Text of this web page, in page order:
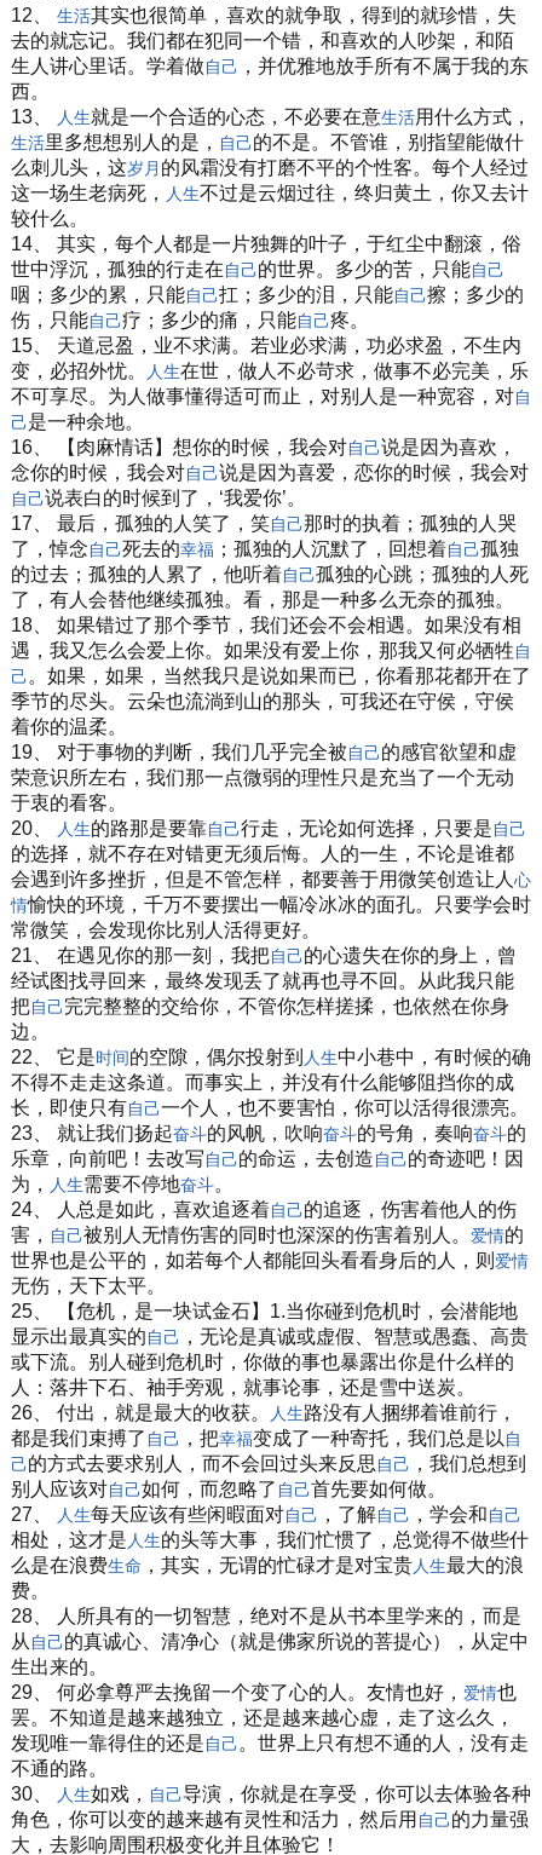
12、 生活其实也很简单，喜欢的就争取，得到的就珍惜，失
去的就忘记。我们都在犯同一个错，和喜欢的人吵架，和陌
生人讲心里话。学着做自己 ，并优雅地放手所有不属于我的东
西。
13、
人生就是一个合适的心态，不必要在意生活用什么方式，
生活里多想想别人的是， 自己的不是。不管谁，别指望能做什
么刺儿头，这岁月 的风霜没有打磨不平的个性客。每个人经过
这一场生老病死，
人生不过是云烟过往，终归黄土，你又去计
较什么。
14、 其实，每个人都是一片独舞的叶子，于红尘中翻滚，俗
世中浮沉，孤独的行走在自己的世界。多少的苦，只能自己
咽；多少的累，只能自己扛；多少的泪，只能自己擦；多少的
伤，只能自己疗；多少的痛，只能自己疼。
15、 天道忌盈，业不求满。若业必求满，功必求盈，不生内
变，必招外忧。
人生在世，做人不必苛求，做事不必完美，乐
不可享尽。为人做事懂得适可而止，对别人是一种宽容，对自
己是一种余地。
16、 【肉麻情话】想你的时候，我会对自己说是因为喜欢，
念你的时候，我会对自己说是因为喜爱，恋你的时候，我会对
自己说表白的时候到了，‘我爱你’。
17、 最后，孤独的人笑了，笑自己那时的执着；孤独的人哭
了，悼念自己死去的幸福；孤独的人沉默了，回想着自己孤独
的过去；孤独的人累了，他听着自己孤独的心跳；孤独的人死
了，有人会替他继续孤独。看，那是一种多么无奈的孤独。
18、 如果错过了那个季节，我们还会不会相遇。如果没有相
遇，我又怎么会爱上你。如果没有爱上你，那我又何必牺牲自
己。如果，如果，当然我只是说如果而已，你看那花都开在了
季节的尽头。云朵也流淌到山的那头，可我还在守侯，守侯
着你的温柔。
19、 对于事物的判断，我们几乎完全被自己的感官欲望和虚
荣意识所左右，我们那一点微弱的理性只是充当了一个无动
于衷的看客。
20、
人生的路那是要靠自己行走，无论如何选择，只要是自己
的选择，就不存在对错更无须后悔。人的一生，不论是谁都
会遇到许多挫折，但是不管怎样，都要善于用微笑创造让人 心
情愉快的环境，千万不要摆出一幅冷冰冰的面孔。只要学会时
常微笑，会发现你比别人活得更好。
21、 在遇见你的那一刻，我把自己的心遗失在你的身上，曾
经试图找寻回来，最终发现丢了就再也寻不回。从此我只能
把自己完完整整的交给你，不管你怎样搓揉，也依然在你身
边。
22、 它是时间的空隙，偶尔投射到 人生中小巷中，有时候的确
不得不走走这条道。而事实上，并没有什么能够阻挡你的成
长，即使只有自己一个人，也不要害怕，你可以活得很漂亮。
23、 就让我们扬起奋斗的风帆，吹响奋斗的号角，奏响奋斗的
乐章，向前吧！去改写自己的命运，去创造自己的奇迹吧！因
为，
人生需要不停地奋斗。
24、 人总是如此，喜欢追逐着自己的追逐，伤害着他人的伤
害， 自己被别人无情伤害的同时也深深的伤害着别人。 爱情的
世界也是公平的，如若每个人都能回头看看身后的人，则 爱情
无伤，天下太平。
25、 【危机，是一块试金石】1.当你碰到危机时，会潜能地
显示出最真实的自己 ，无论是真诚或虚假、智慧或愚蠢、高贵
或下流。别人碰到危机时，你做的事也暴露出你是什么样的
人：落井下石、袖手旁观，就事论事，还是雪中送炭。
26、 付出，就是最大的收获。
人生路没有人捆绑着谁前行，
都是我们束搏了 自己 ，把幸福变成了一种寄托，我们总是以 自
己的方式去要求别人，而不会回过头来反思自己 ，我们总想到
别人应该对自己如何，而忽略了 自己首先要如何做。
27、
人生每天应该有些闲暇面对自己 ，了解自己 ，学会和自己
相处，这才是 人生的头等大事，我们忙惯了，总觉得不做些什
么是在浪费生命 ，其实，无谓的忙碌才是对宝贵人生最大的浪
费。
28、 人所具有的一切智慧，绝对不是从书本里学来的，而是
从 自己的真诚心、清净心（就是佛家所说的菩提心），从定中
生出来的。
29、 何必拿尊严去挽留一个变了心的人。友情也好， 爱情也
罢。不知道是越来越独立，还是越来越心虚，走了这么久，
发现唯一靠得住的还是自己。世界上只有想不通的人，没有走
不通的路。
30、
人生如戏， 自己导演，你就是在享受，你可以去体验各种
角色，你可以变的越来越有灵性和活力，然后用 自己的力量强
大，去影响周围积极变化并且体验它！